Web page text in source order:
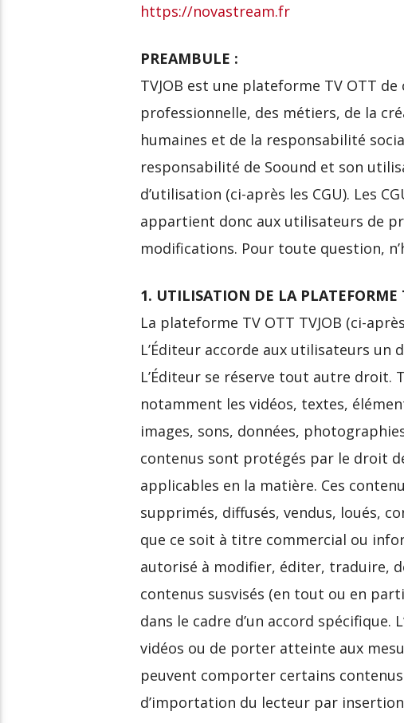
https://novastream.fr
PREAMBULE :
TVJOB est une plateforme TV OTT
professionnelle, des métiers, de la
humaines et de la responsabilité
responsabilité de Soound et son
d’utilisation (ci-après les CGU). Les
appartient donc aux utilisateurs de
modifications. Pour toute question,
1. UTILISATION DE LA PLATEFORME
La plateforme TV OTT TVJOB (ci-
L’Éditeur accorde aux utilisateurs
L’Éditeur se réserve tout autre
notamment les vidéos, textes,
images, sons, données,
contenus sont protégés par le droit
applicables en la matière. Ces
supprimés, diffusés, vendus, loués,
que ce soit à titre commercial ou
autorisé à modifier, éditer, traduire,
contenus susvisés (en tout ou en
dans le cadre d’un accord
vidéos ou de porter atteinte aux
peuvent comporter certains
d’importation du lecteur par